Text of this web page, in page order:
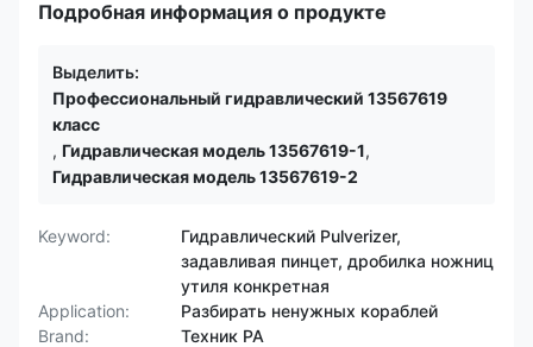
Подробная информация о продукте
Выделить:
Профессиональный гидравлический 13567619
класс
, Гидравлическая модель 13567619-1,
Гидравлическая модель 13567619-2
Keyword:
Гидравлический Pulverizer,
задавливая пинцет, дробилка ножниц
утиля конкретная
Application:
Разбирать ненужных кораблей
Brand:
Техник PA